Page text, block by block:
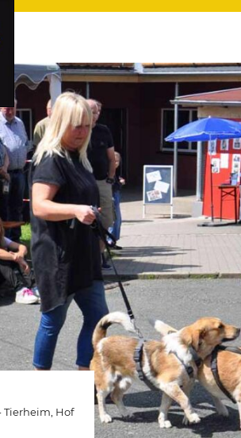
dasfür Hof und Hochfranken. Täglich
·Tierheim , Hof